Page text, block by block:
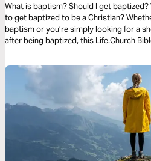
What is baptism? Should I get
to get baptized to be a Christian?
baptism or you’re simply looking for a
after being baptized, this Life.Church